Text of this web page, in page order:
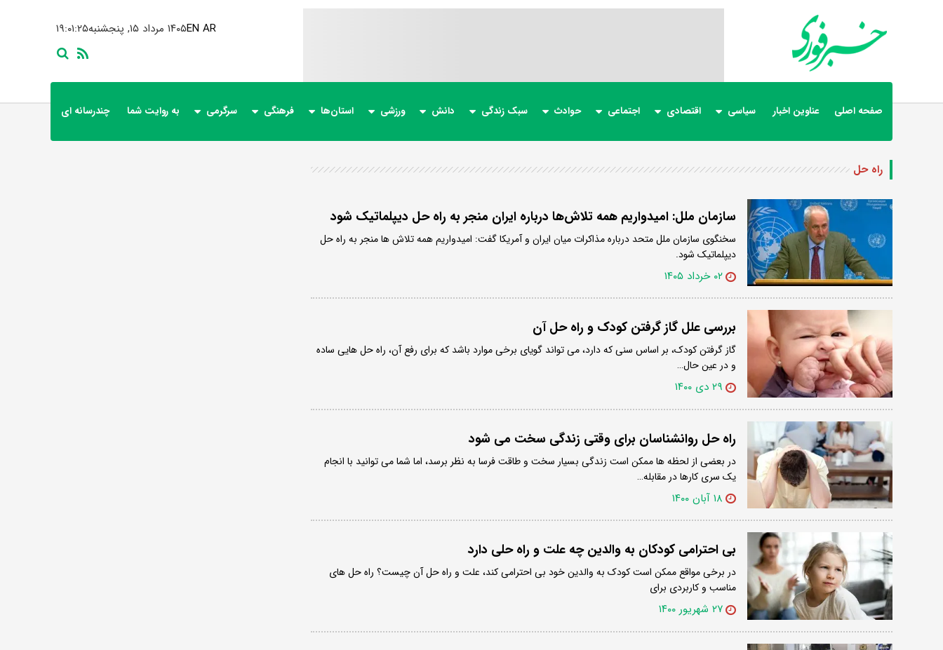
۱۹:۰۱:۲۶ ۱۴۰۵ مرداد ۱۵, پنجشنبهEN AR
صفحه اصلی عناوین اخبار سیاسی اقتصادی اجتماعی حوادث سبک زندگی دانش ورزشی استان‌ها فرهنگی سرگرمی به روایت شما چندرسانه ای
راه حل
سازمان ملل: امیدواریم همه تلاش‌ها درباره ایران منجر به راه حل دیپلماتیک شود
سخنگوی سازمان ملل متحد درباره مذاکرات میان ایران و آمریکا گفت: امیدواریم همه تلاش ها منجر به راه حل
دیپلماتیک شود.
۰۲ خرداد ۱۴۰۵
بررسی علل گاز گرفتن کودک و راه حل آن
گاز گرفتن کودک، بر اساس سنی که دارد، می تواند گویای برخی موارد باشد که برای رفع آن، راه حل هایی ساده
و در عین حال…
۲۹ دی ۱۴۰۰
راه حل روانشناسان برای وقتی زندگی سخت می شود
در بعضی از لحظه ها ممکن است زندگی بسیار سخت و طاقت فرسا به نظر برسد، اما شما می توانید با انجام
یک سری کارها در مقابله…
۱۸ آبان ۱۴۰۰
بی احترامی کودکان به والدین چه علت و راه حلی دارد
در برخی مواقع ممکن است کودک به والدین خود بی احترامی کند، علت و راه حل آن چیست؟ راه حل های
مناسب و کاربردی برای
۲۷ شهریور ۱۴۰۰